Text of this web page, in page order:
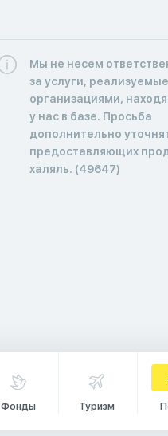
Мы не несем
за услуги, реализуемые
организациями,
у нас в базе. Просьба
дополнительно
предоставляющих
халяль. (49647)
Фонды Туризм